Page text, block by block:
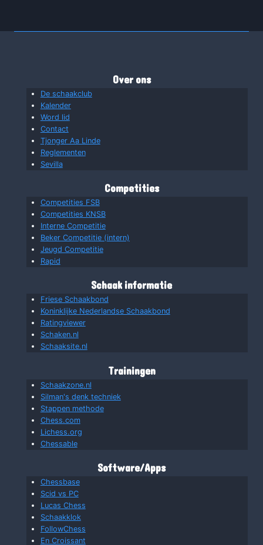
Over ons
De schaakclub
Kalender
Word lid
Contact
Tjonger Aa Linde
Reglementen
Sevilla
Competities
Competities FSB
Competities KNSB
Interne Competitie
Beker Competitie (intern)
Jeugd Competitie
Rapid
Schaak informatie
Friese Schaakbond
Koninklijke Nederlandse Schaakbond
Ratingviewer
Schaken.nl
Schaaksite.nl
Trainingen
Schaakzone.nl
Silman's denk techniek
Stappen methode
Chess.com
Lichess.org
Chessable
Software/Apps
Chessbase
Scid vs PC
Lucas Chess
Schaakklok
FollowChess
En Croissant